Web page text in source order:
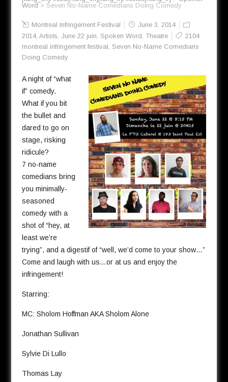
Word > Seven No-Name Comedians Doing Comedy
Montreal Infringement Festival
June 3, 2014
2014, Artists, June 22 juin, Spoken Word, Theatre
2104
montreal infringement festival, Seven No-Name Comedians
Doing Comedy
A night of “what
if” comedy.
What if you bit
the bullet and
dared to go on
stage, risking
ridicule?
7 no-name
comedians bring
you minimally-
seasoned
comedy with a
shot of “hey, at
least we’re
trying”, and a digestif of “well, we’d come to your show…”
Come and laugh with us…or at us and enjoy the
infringement!
Starring:
MC: Sholom Hoffman AKA Sholom Alone
Jonathan Sullivan
Sylvie Di Lullo
Thomas Lay